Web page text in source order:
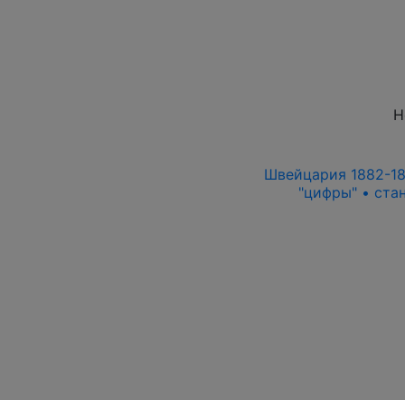
Швейцария 1882-
"цифры" •